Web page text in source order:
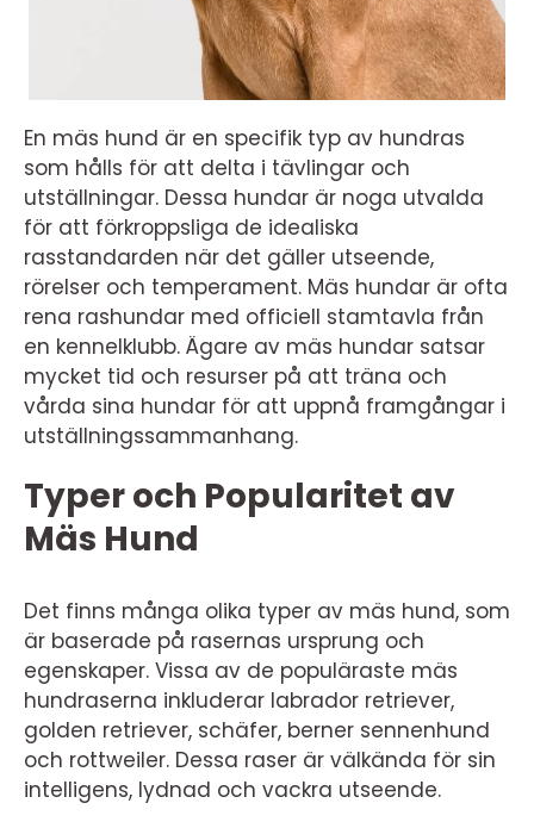
En mäs hund är en specifik typ av hundras
som hålls för att delta i tävlingar och
utställningar. Dessa hundar är noga utvalda
för att förkroppsliga de idealiska
rasstandarden när det gäller utseende,
rörelser och temperament. Mäs hundar är ofta
rena rashundar med officiell stamtavla från
en kennelklubb. Ägare av mäs hundar satsar
mycket tid och resurser på att träna och
vårda sina hundar för att uppnå framgångar i
utställningssammanhang.
Typer och Popularitet av
Mäs Hund
Det finns många olika typer av mäs hund, som
är baserade på rasernas ursprung och
egenskaper. Vissa av de populäraste mäs
hundraserna inkluderar labrador retriever,
golden retriever, schäfer, berner sennenhund
och rottweiler. Dessa raser är välkända för sin
intelligens, lydnad och vackra utseende.